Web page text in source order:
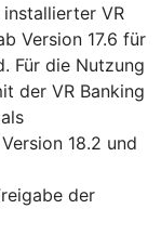
VR
Version 17.6 für
Für die Nutzung
der VR Banking
18.2 und
der